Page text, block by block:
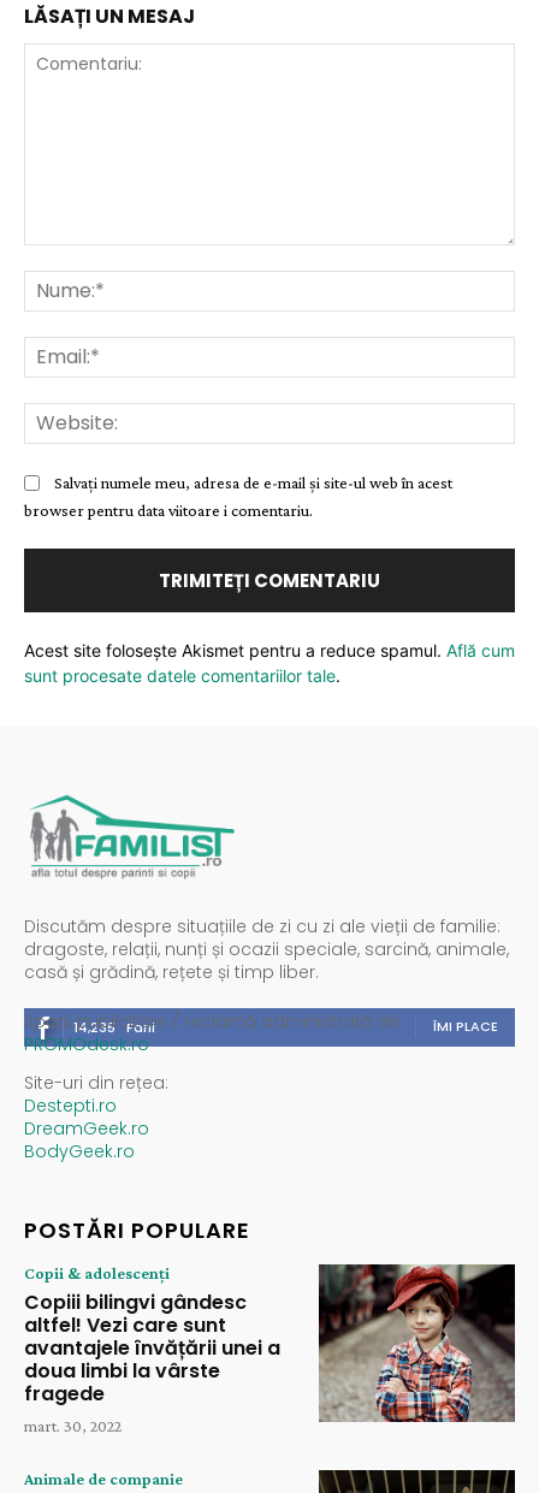
LĂSAȚI UN MESAJ
Salvați numele meu, adresa de e-mail și site-ul web în acest
browser pentru data viitoare i comentariu.
Acest site folosește Akismet pentru a reduce spamul. Află cum
sunt procesate datele comentariilor tale.
Discutăm despre situațiile de zi cu zi ale vieții de familie:
dragoste, relații, nunți și ocazii speciale, sarcină, animale,
casă și grădină, rețete și timp liber.
14,235 Fani ÎMI PLACE
Spații publicitare / reclamă administrată de
PROMOdesk.ro
Site-uri din rețea:
Destepti.ro
DreamGeek.ro
BodyGeek.ro
POSTĂRI POPULARE
Copii & adolescenți
Copiii bilingvi gândesc
altfel! Vezi care sunt
avantajele învățării unei a
doua limbi la vârste
fragede
mart. 30, 2022
Animale de companie